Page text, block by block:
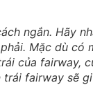
ngắn. Hãy
Mặc dù có
của fairway,
trái fairway sẽ